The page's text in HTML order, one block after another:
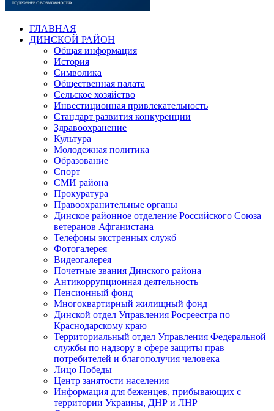
ГЛАВНАЯ
ДИНСКОЙ РАЙОН
Общая информация
История
Символика
Общественная палата
Сельское хозяйство
Инвестиционная привлекательность
Стандарт развития конкуренции
Здравоохранение
Культура
Молодежная политика
Образование
Спорт
СМИ района
Прокуратура
Правоохранительные органы
Динское районное отделение Российского Союза
ветеранов Афганистана
Телефоны экстренных служб
Фотогалерея
Видеогалерея
Почетные звания Динского района
Антикоррупционная деятельность
Пенсионный фонд
Многоквартирный жилищный фонд
Динской отдел Управления Росреестра по
Краснодарскому краю
Территориальный отдел Управления Федеральной
службы по надзору в сфере защиты прав
потребителей и благополучия человека
Лицо Победы
Центр занятости населения
Информация для беженцев, прибывающих с
территории Украины, ДНР и ЛНР